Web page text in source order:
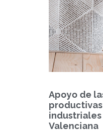
Apoyo de
Valenciana